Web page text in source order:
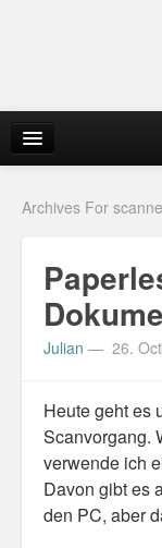
Home
Archive
Sitemap
Imprint
Topics
Archives For
Julian — 26.
Heute geht es
Scanvorgang.
verwende ich
Davon gibt es
den PC, aber